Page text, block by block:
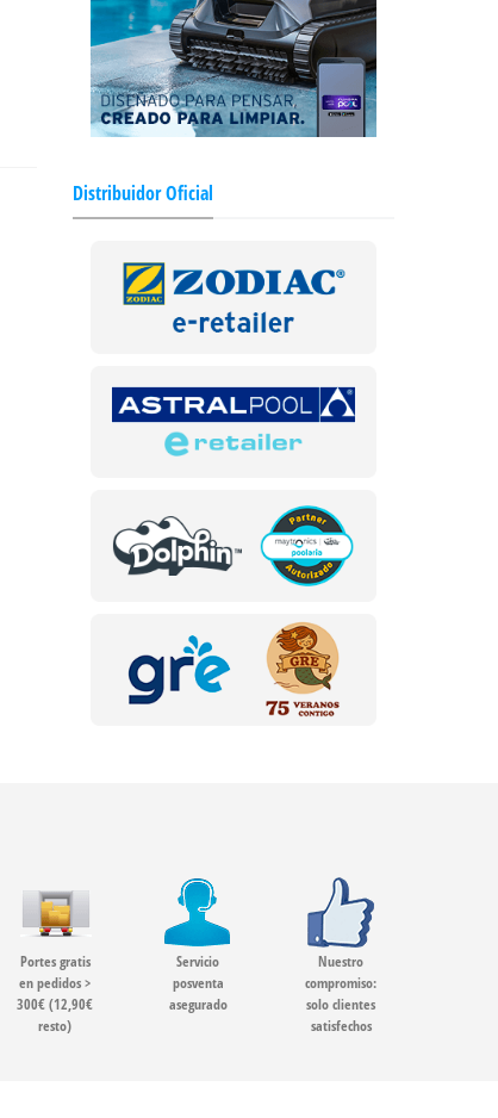
Distribuidor Oficial
Portes gratis
en pedidos >
300€ (12,90€
resto)
Servicio
posventa
asegurado
Nuestro
compromiso:
solo clientes
satisfechos